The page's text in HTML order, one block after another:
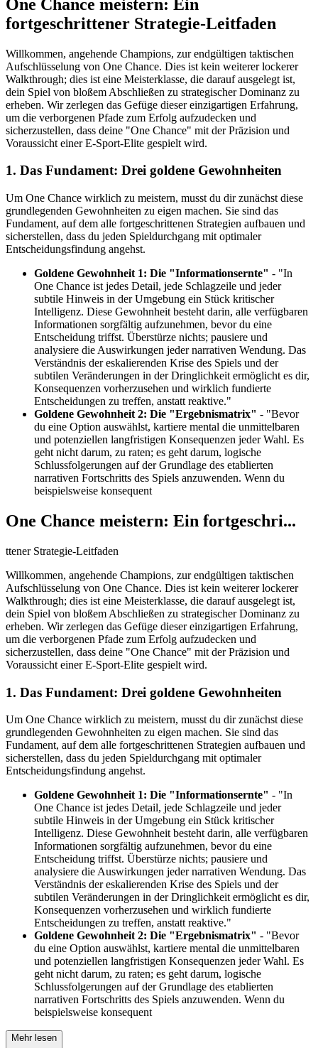
One Chance meistern: Ein
fortgeschrittener Strategie-Leitfaden
Willkommen, angehende Champions, zur endgültigen taktischen
Aufschlüsselung von One Chance. Dies ist kein weiterer lockerer
Walkthrough; dies ist eine Meisterklasse, die darauf ausgelegt ist,
dein Spiel von bloßem Abschließen zu strategischer Dominanz zu
erheben. Wir zerlegen das Gefüge dieser einzigartigen Erfahrung,
um die verborgenen Pfade zum Erfolg aufzudecken und
sicherzustellen, dass deine "One Chance" mit der Präzision und
Voraussicht einer E-Sport-Elite gespielt wird.
1. Das Fundament: Drei goldene Gewohnheiten
Um One Chance wirklich zu meistern, musst du dir zunächst diese
grundlegenden Gewohnheiten zu eigen machen. Sie sind das
Fundament, auf dem alle fortgeschrittenen Strategien aufbauen und
sicherstellen, dass du jeden Spieldurchgang mit optimaler
Entscheidungsfindung angehst.
Goldene Gewohnheit 1: Die "Informationsernte" - "In
One Chance ist jedes Detail, jede Schlagzeile und jeder
subtile Hinweis in der Umgebung ein Stück kritischer
Intelligenz. Diese Gewohnheit besteht darin, alle verfügbaren
Informationen sorgfältig aufzunehmen, bevor du eine
Entscheidung triffst. Überstürze nichts; pausiere und
analysiere die Auswirkungen jeder narrativen Wendung. Das
Verständnis der eskalierenden Krise des Spiels und der
subtilen Veränderungen in der Dringlichkeit ermöglicht es dir,
Konsequenzen vorherzusehen und wirklich fundierte
Entscheidungen zu treffen, anstatt reaktive."
Goldene Gewohnheit 2: Die "Ergebnismatrix" - "Bevor
du eine Option auswählst, kartiere mental die unmittelbaren
und potenziellen langfristigen Konsequenzen jeder Wahl. Es
geht nicht darum, zu raten; es geht darum, logische
Schlussfolgerungen auf der Grundlage des etablierten
narrativen Fortschritts des Spiels anzuwenden. Wenn du
beispielsweise konsequent
One Chance meistern: Ein fortgeschri...
ttener Strategie-Leitfaden
Willkommen, angehende Champions, zur endgültigen taktischen
Aufschlüsselung von One Chance. Dies ist kein weiterer lockerer
Walkthrough; dies ist eine Meisterklasse, die darauf ausgelegt ist,
dein Spiel von bloßem Abschließen zu strategischer Dominanz zu
erheben. Wir zerlegen das Gefüge dieser einzigartigen Erfahrung,
um die verborgenen Pfade zum Erfolg aufzudecken und
sicherzustellen, dass deine "One Chance" mit der Präzision und
Voraussicht einer E-Sport-Elite gespielt wird.
1. Das Fundament: Drei goldene Gewohnheiten
Um One Chance wirklich zu meistern, musst du dir zunächst diese
grundlegenden Gewohnheiten zu eigen machen. Sie sind das
Fundament, auf dem alle fortgeschrittenen Strategien aufbauen und
sicherstellen, dass du jeden Spieldurchgang mit optimaler
Entscheidungsfindung angehst.
Goldene Gewohnheit 1: Die "Informationsernte" - "In
One Chance ist jedes Detail, jede Schlagzeile und jeder
subtile Hinweis in der Umgebung ein Stück kritischer
Intelligenz. Diese Gewohnheit besteht darin, alle verfügbaren
Informationen sorgfältig aufzunehmen, bevor du eine
Entscheidung triffst. Überstürze nichts; pausiere und
analysiere die Auswirkungen jeder narrativen Wendung. Das
Verständnis der eskalierenden Krise des Spiels und der
subtilen Veränderungen in der Dringlichkeit ermöglicht es dir,
Konsequenzen vorherzusehen und wirklich fundierte
Entscheidungen zu treffen, anstatt reaktive."
Goldene Gewohnheit 2: Die "Ergebnismatrix" - "Bevor
du eine Option auswählst, kartiere mental die unmittelbaren
und potenziellen langfristigen Konsequenzen jeder Wahl. Es
geht nicht darum, zu raten; es geht darum, logische
Schlussfolgerungen auf der Grundlage des etablierten
narrativen Fortschritts des Spiels anzuwenden. Wenn du
beispielsweise konsequent
Mehr lesen